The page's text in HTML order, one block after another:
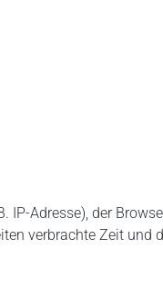
Adresse), der
verbrachte Zeit